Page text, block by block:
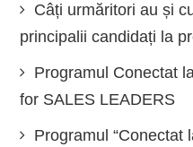
Câți urmăritori au și
principalii candidați la
Programul Conectat
for SALES LEADERS
Programul “Conectat